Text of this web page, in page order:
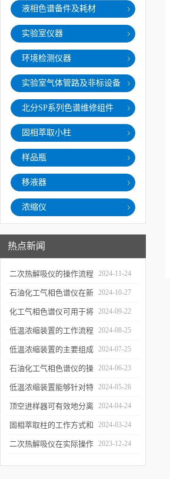
液相色谱备件及耗材
实验室仪器
环境检测仪器
实验室气体管路及非标设备
北分SP系列色谱维修组件
固相萃取小柱
样品瓶
移液器
浓缩仪
热点新闻
二次热解吸仪的操作流程
和使用注意事项
2024-11-24
石油化工气相色谱仪在新
材料、新产品的研发中的
应用
2024-10-27
化工气相色谱仪可用于将
样品引入色谱柱并推动分
离过程
2024-09-22
低温浓缩装置的工作流程
及使用注意事项
2024-08-25
低温浓缩装置的主要组成
部分及具体工作流程分析
2024-07-25
石油化工气相色谱仪的操
作要点详细分析
2024-06-23
低温浓缩装置能够针对特
定的目标组分进行有效浓
缩
2024-05-26
顶空进样器可有效地分离
和富集样品中的挥发性成
分
2024-04-24
固相萃取柱的工作方式和
应用场景
2024-03-24
二次热解吸仪在实际操作 2023-12-24